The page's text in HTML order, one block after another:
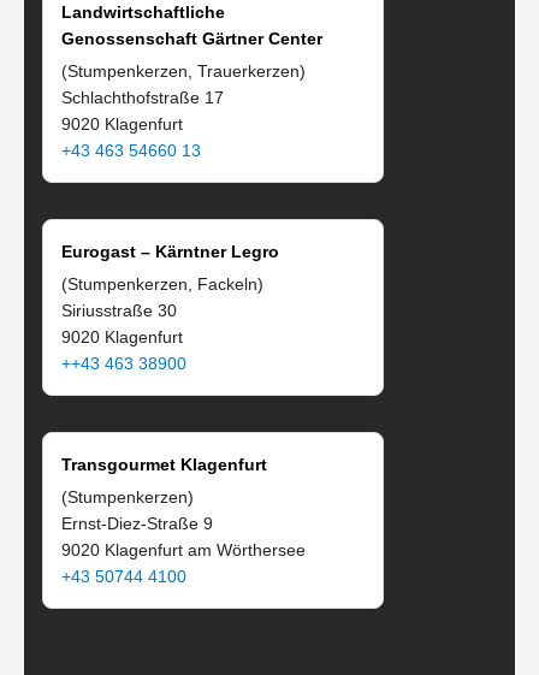
Landwirtschaftliche
Genossenschaft Gärtner Center
(Stumpenkerzen, Trauerkerzen)
Schlachthofstraße 17
9020 Klagenfurt
+43 463 54660 13
Eurogast – Kärntner Legro
(Stumpenkerzen, Fackeln)
Siriusstraße 30
9020 Klagenfurt
++43 463 38900
Transgourmet Klagenfurt
(Stumpenkerzen)
Ernst-Diez-Straße 9
9020 Klagenfurt am Wörthersee
+43 50744 4100